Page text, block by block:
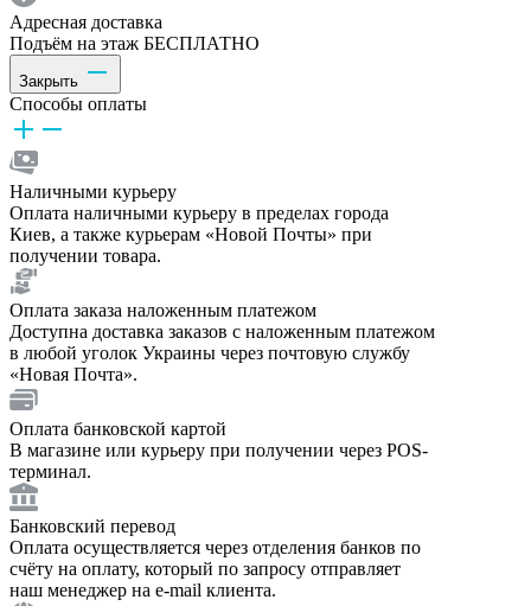
Адресная доставка
Подъём на этаж БЕСПЛАТНО
Закрыть
Способы оплаты
Наличными курьеру
Оплата наличными курьеру в пределах города
Киев, а также курьерам «Новой Почты» при
получении товара.
Оплата заказа наложенным платежом
Доступна доставка заказов с наложенным платежом
в любой уголок Украины через почтовую службу
«Новая Почта».
Оплата банковской картой
В магазине или курьеру при получении через POS-
терминал.
Банковский перевод
Оплата осуществляется через отделения банков по
счёту на оплату, который по запросу отправляет
наш менеджер на e-mail клиента.